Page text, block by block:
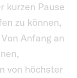
kurzen Pause
zu können,
Anfang an
von höchster